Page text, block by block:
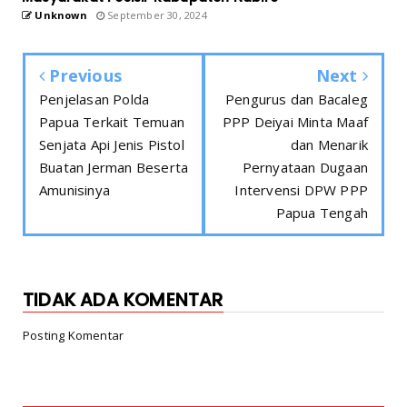
Unknown September 30, 2024
Previous
Penjelasan Polda
Papua Terkait Temuan
Senjata Api Jenis Pistol
Buatan Jerman Beserta
Amunisinya
Next
Pengurus dan Bacaleg
PPP Deiyai Minta Maaf
dan Menarik
Pernyataan Dugaan
Intervensi DPW PPP
Papua Tengah
TIDAK ADA KOMENTAR
Posting Komentar